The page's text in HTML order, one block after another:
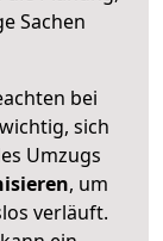
Sachen
bei
sich
Umzugs
, um
verläuft.